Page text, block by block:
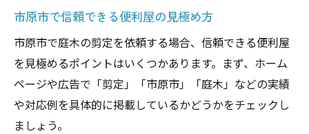
方法
季節ごとの庭木管理を便利屋と快適に
便利屋活用で叶える季節ごとの庭木ケア術
剪定時期を逃さない便利屋の活用ポイント
プロの便利屋が提案する季節別剪定プラン
市原市で信頼できる便利屋の見極め方
市原市で庭木の剪定を依頼する場合、信頼できる便利屋
を見極めるポイントはいくつかあります。まず、ホーム
ページや広告で「剪定」「市原市」「庭木」などの実績
や対応例を具体的に掲載しているかどうかをチェックし
ましょう。